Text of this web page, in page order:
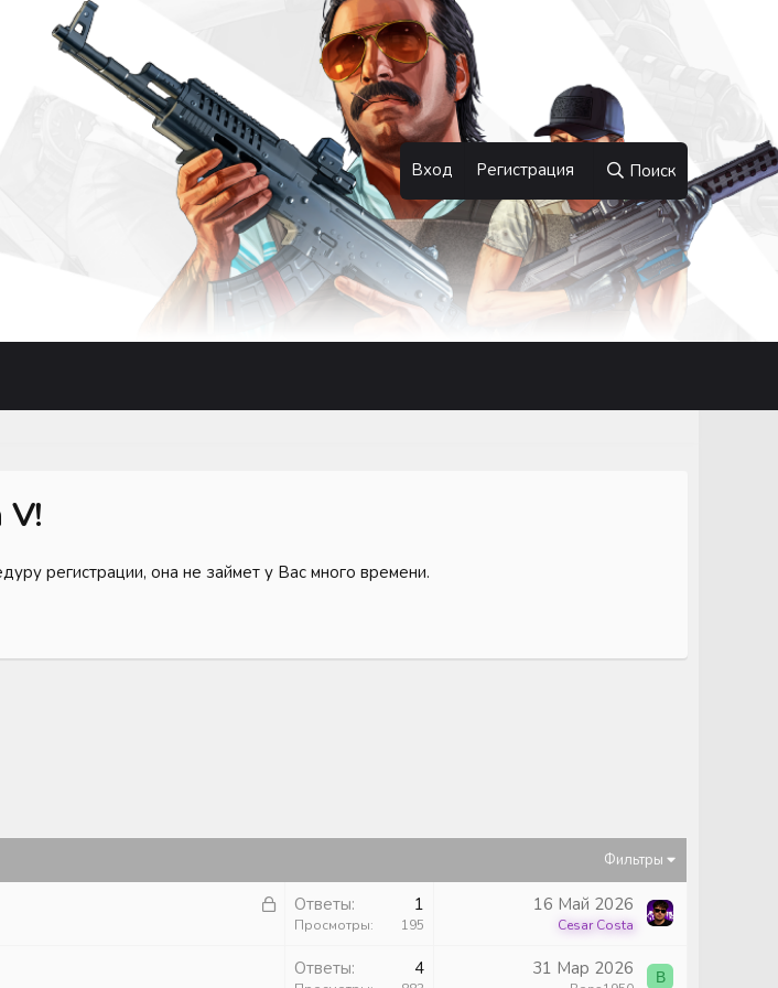
Вход Регистрация Поиск
регистрации, она не займет у Вас много времени.
Фильтры
З
Ответы 1
Просмотры 195
16 Май 2026
Cesar Costa
Ответы 4 31 Мар 2026 B